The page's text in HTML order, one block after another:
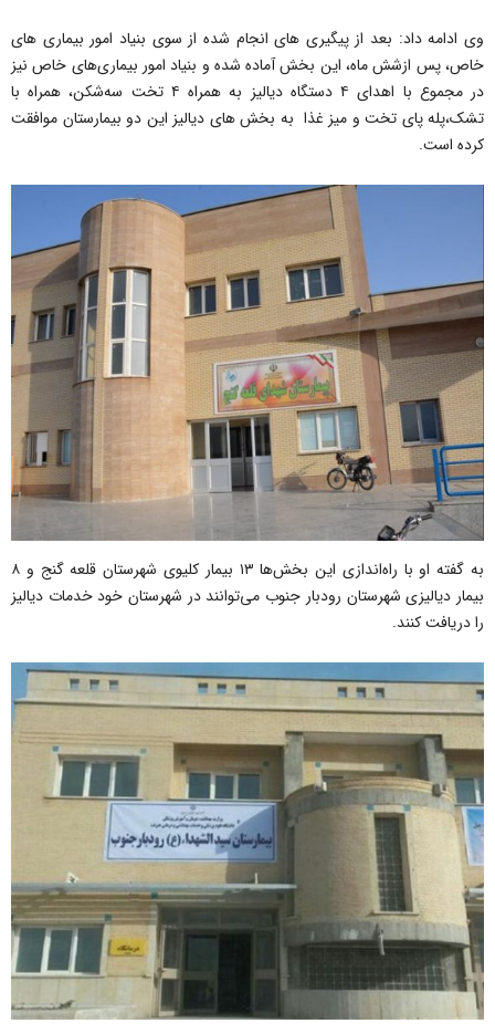
وی ادامه داد: بعد از پیگیری های انجام شده از سوی بنیاد امور بیماری های
خاص، پس ازشش ماه، این بخش آماده شده و بنیاد امور بیماری‌های خاص نیز
در مجموع با اهدای ۴ دستگاه دیالیز به همراه ۴ تخت سه‌شکن، همراه با
تشک،پله پای تخت و میز غذا به بخش های دیالیز این دو بیمارستان موافقت
کرده است.
به گفته او با راه‌اندازی این بخش‌ها ۱۳ بیمار کلیوی شهرستان قلعه گنج و ۸
بیمار دیالیزی شهرستان رودبار جنوب می‌توانند در شهرستان خود خدمات دیالیز
را دریافت کنند.